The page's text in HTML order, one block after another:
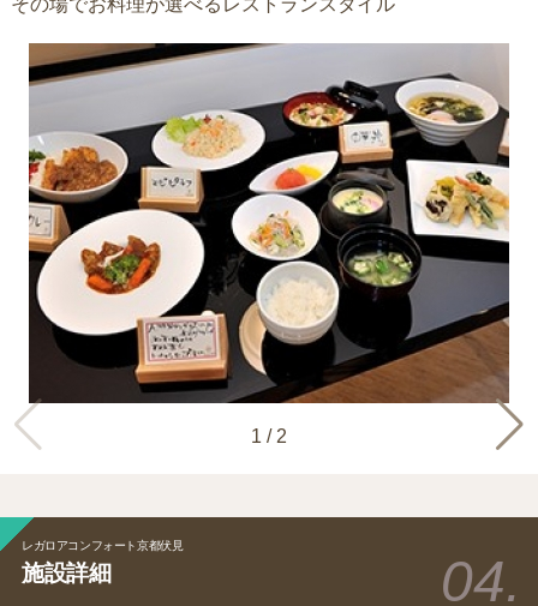
その場でお料理が選べるレストランスタイル
1 / 2
レガロアコンフォート京都伏見
施設詳細